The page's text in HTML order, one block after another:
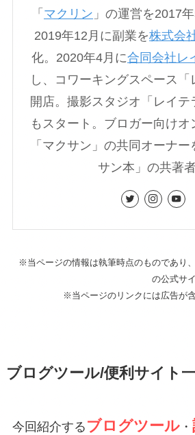
「 マクリン 」の運営を2017
2019年12月に副業を株式会
化。2020年4月に合同会社レ
し、コワーキングスペース「
開店。撮影スタジオ「レイテ
もスタート。ブロガー向けオ
「マクサン」の共同オーナ
サン本」の共著者
※当ページの情報は執筆時点のものであり
の公式サ
※当ページのリンクには広告が
ブログツール/便利サイト
今回紹介する ブログツール・